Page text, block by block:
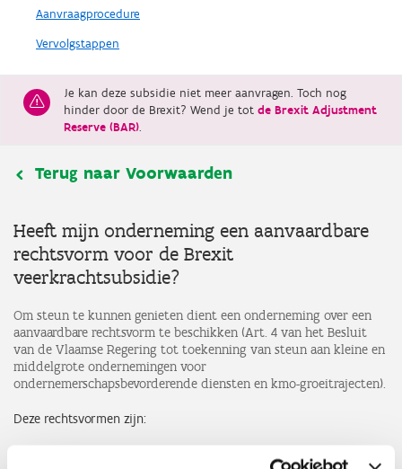
Aanvraagprocedure
Vervolgstappen
Je kan deze subsidie niet meer aanvragen. Toch nog
hinder door de Brexit? Wend je tot de Brexit Adjustment
Reserve (BAR).
Terug naar Voorwaarden
Heeft mijn onderneming een aanvaardbare
rechtsvorm voor de Brexit
veerkrachtsubsidie?
Om steun te kunnen genieten dient een onderneming over een
aanvaardbare rechtsvorm te beschikken (Art. 4 van het Besluit
van de Vlaamse Regering tot toekenning van steun aan kleine en
middelgrote ondernemingen voor
ondernemerschapsbevorderende diensten en kmo-groeitrajecten).
Deze rechtsvormen zijn: